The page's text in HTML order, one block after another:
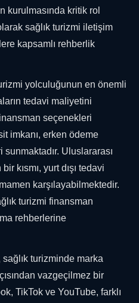
kurulmasında kritik rol
sağlık turizmi iletişim
kapsamlı rehberlik
yolculuğunun en önemli
tedavi maliyetini
seçenekleri
imkanı, erken ödeme
Uluslararası
kısmı, yurt dışı tedavi
karşılayabilmektedir.
turizmi finansman
rehberlerine
turizminde marka
vazgeçilmez bir
TikTok ve YouTube, farklı